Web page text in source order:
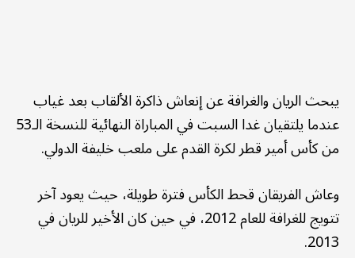
يبحث الريان والغرافة عن إنعاش ذاكرة الألقاب بعد غياب
عندما يلتقيان غدا السبت في المباراة النهائية للنسخة الـ53
من كأس أمير قطر لكرة القدم على ملعب خليفة الدولي.
وعاش الفريقان قحط الكأس فترة طويلة، حيث يعود آخر
تتويج للغرافة للعام 2012، في حين كان الأخير للريان في
2013.